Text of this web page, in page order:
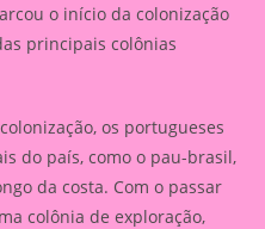
o início da colonização
principais colônias
os portugueses
do país, como o pau-brasil,
da costa. Com o passar
colônia de exploração,